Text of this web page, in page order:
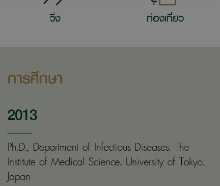
วิ่ง ท่องเที่ยว
การศึกษา
2013
Ph.D., Department of Infectious Diseases. The
Institute of Medical Science, University of Tokyo,
Japan